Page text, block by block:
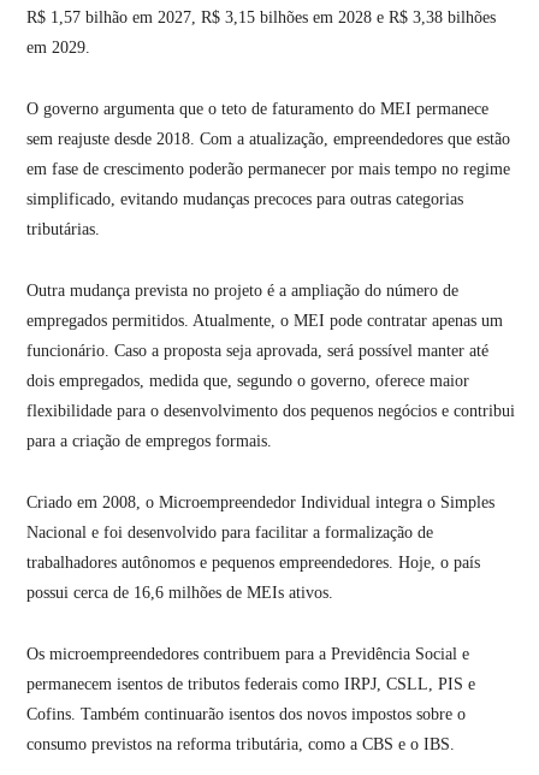
R$ 1,57 bilhão em 2027, R$ 3,15 bilhões em 2028 e R$ 3,38 bilhões
em 2029.
O governo argumenta que o teto de faturamento do MEI permanece
sem reajuste desde 2018. Com a atualização, empreendedores que estão
em fase de crescimento poderão permanecer por mais tempo no regime
simplificado, evitando mudanças precoces para outras categorias
tributárias.
Outra mudança prevista no projeto é a ampliação do número de
empregados permitidos. Atualmente, o MEI pode contratar apenas um
funcionário. Caso a proposta seja aprovada, será possível manter até
dois empregados, medida que, segundo o governo, oferece maior
flexibilidade para o desenvolvimento dos pequenos negócios e contribui
para a criação de empregos formais.
Criado em 2008, o Microempreendedor Individual integra o Simples
Nacional e foi desenvolvido para facilitar a formalização de
trabalhadores autônomos e pequenos empreendedores. Hoje, o país
possui cerca de 16,6 milhões de MEIs ativos.
Os microempreendedores contribuem para a Previdência Social e
permanecem isentos de tributos federais como IRPJ, CSLL, PIS e
Cofins. Também continuarão isentos dos novos impostos sobre o
consumo previstos na reforma tributária, como a CBS e o IBS.